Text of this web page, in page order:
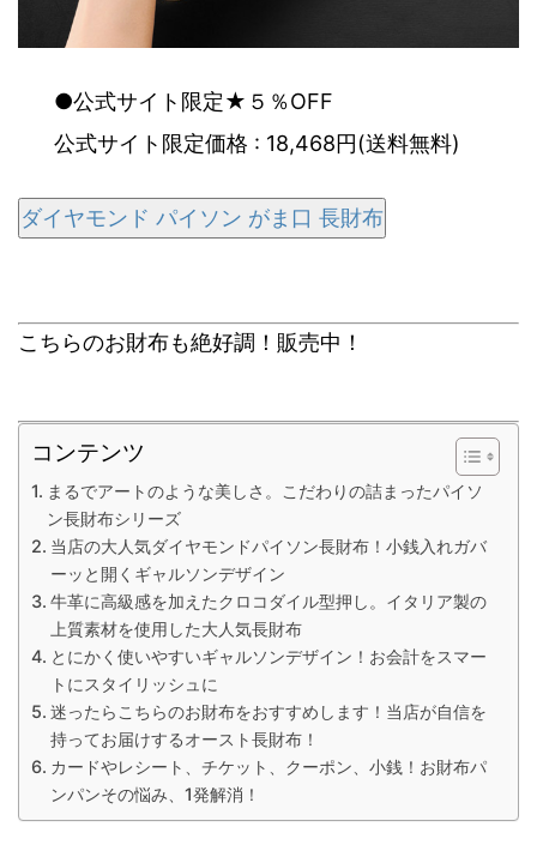
●公式サイト限定★５％OFF
公式サイト限定価格 : 18,468円(送料無料)
ダイヤモンド パイソン がま口 長財布
こちらのお財布も絶好調！販売中！
コンテンツ
まるでアートのような美しさ。こだわりの詰まったパイソ
ン長財布シリーズ
当店の大人気ダイヤモンドパイソン長財布！小銭入れガバ
ーッと開くギャルソンデザイン
牛革に高級感を加えたクロコダイル型押し。イタリア製の
上質素材を使用した大人気長財布
とにかく使いやすいギャルソンデザイン！お会計をスマー
トにスタイリッシュに
迷ったらこちらのお財布をおすすめします！当店が自信を
持ってお届けするオースト長財布！
カードやレシート、チケット、クーポン、小銭！お財布パ
ンパンその悩み、1発解消！